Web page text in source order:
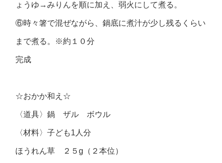
ょうゆ→みりんを順に加え、弱火にして煮る。
⑥時々箸で混ぜながら、鍋底に煮汁が少し残るくらい
まで煮る。※約１０分
完成
☆おかか和え☆
〈道具〉鍋 ザル ボウル
〈材料〉子ども1人分
ほうれん草 ２５g（２本位）